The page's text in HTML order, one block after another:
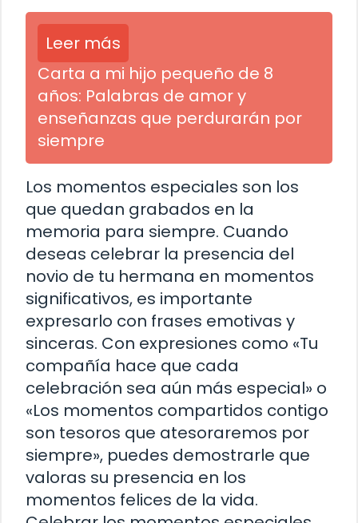
Leer más
Carta a mi hijo pequeño de 8
años: Palabras de amor y
enseñanzas que perdurarán por
siempre
Los momentos especiales son los
que quedan grabados en la
memoria para siempre. Cuando
deseas celebrar la presencia del
novio de tu hermana en momentos
significativos, es importante
expresarlo con frases emotivas y
sinceras. Con expresiones como «Tu
compañía hace que cada
celebración sea aún más especial» o
«Los momentos compartidos contigo
son tesoros que atesoraremos por
siempre», puedes demostrarle que
valoras su presencia en los
momentos felices de la vida.